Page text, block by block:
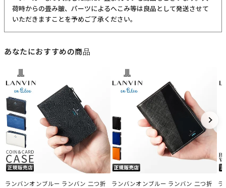
荷時からの畳み皺、パーツによるへこみ等は良品として発送させて
いただきますことを予めご了承ください。
あなたにおすすめの商品
ランバンオンブルー ランバン 二つ折
ランバンオンブルー ランバン 二つ折
ラ